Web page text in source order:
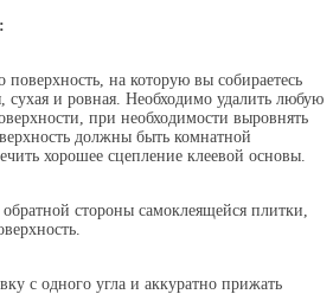
поверхность, на которую вы собираетесь
сухая и ровная. Необходимо удалить любую
при необходимости выровнять
должны быть комнатной
хорошее сцепление клеевой основы.
стороны самоклеящейся плитки,
с одного угла и аккуратно прижать